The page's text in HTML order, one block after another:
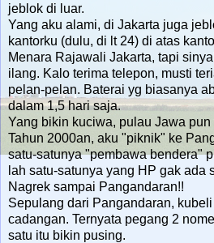
jeblok di luar.
Yang aku alami, di Jakarta juga
kantorku (dulu, di lt 24) di atas
Menara Rajawali Jakarta, tapi
ilang. Kalo terima telepon, musti
pelan-pelan. Baterai yg biasanya
dalam 1,5 hari saja.
Yang bikin kuciwa, pulau Jawa pun
Tahun 2000an, aku "piknik" ke
satu-satunya "pembawa bendera"
lah satu-satunya yang HP gak ada
Nagrek sampai Pangandaran!!
Sepulang dari Pangandaran,
cadangan. Ternyata pegang 2
satu itu bikin pusing.